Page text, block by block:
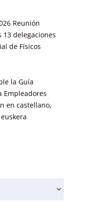
Reunión
13 delegaciones
de Físicos
la Guía
Empleadores
en castellano,